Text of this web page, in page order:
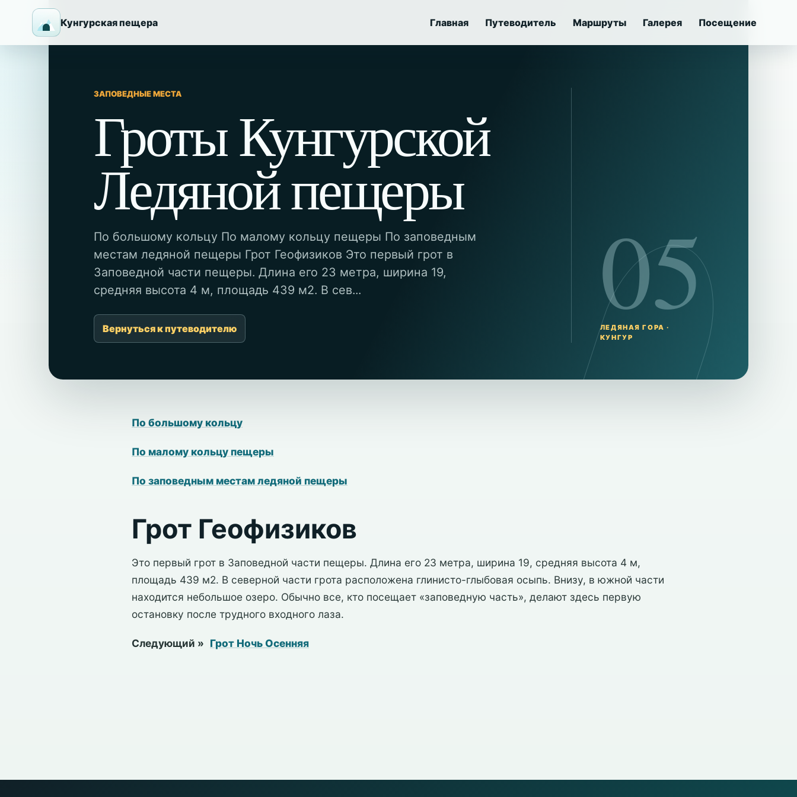
Кунгурская пещера Главная Путеводитель Маршруты Галерея Посещение
ЗАПОВЕДНЫЕ МЕСТА
Гроты Кунгурской
Ледяной пещеры
По большому кольцу По малому кольцу пещеры По заповедным
местам ледяной пещеры Грот Геофизиков Это первый грот в
Заповедной части пещеры. Длина его 23 метра, ширина 19,
средняя высота 4 м, площадь 439 м2. В сев...
Вернуться к путеводителю 05
ЛЕДЯНАЯ ГОРА ·
КУНГУР
По большому кольцу
По малому кольцу пещеры
По заповедным местам ледяной пещеры
Грот Геофизиков
Это первый грот в Заповедной части пещеры. Длина его 23 метра, ширина 19, средняя высота 4 м,
площадь 439 м2. В северной части грота расположена глинисто-глыбовая осыпь. Внизу, в южной части
находится небольшое озеро. Обычно все, кто посещает «заповедную часть», делают здесь первую
остановку после трудного входного лаза.
Следующий » Грот Ночь Осенняя